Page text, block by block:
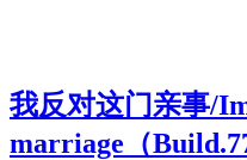
我反对这门亲事/
marriage（